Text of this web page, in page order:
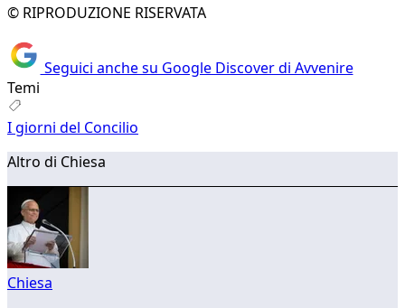
© RIPRODUZIONE RISERVATA
Seguici anche su Google Discover di Avvenire
Temi
I giorni del Concilio
Altro di Chiesa
Chiesa